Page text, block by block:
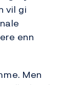
vil gi
enn
Men